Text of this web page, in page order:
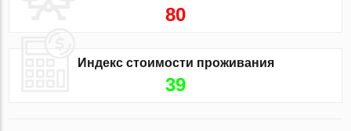
80
Индекс стоимости проживания
39